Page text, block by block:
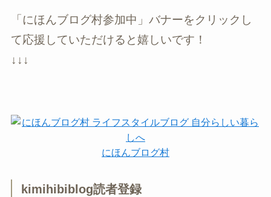
「にほんブログ村参加中」バナーをクリックし
て応援していただけると嬉しいです！
↓↓↓
にほんブログ村
kimihibiblog読者登録